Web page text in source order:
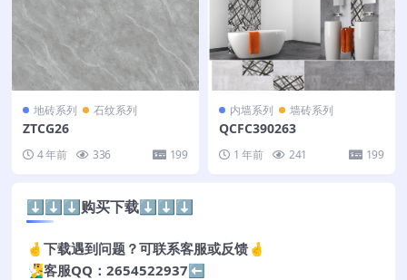
地砖系列 石纹系列
ZTCG26
4 年前 336 199
内墙系列 墙砖系列
QCFC390263
1 年前 241 199
⬇️⬇️⬇️购买下载⬇️⬇️⬇️
🤞下载遇到问题？可联系客服或反馈🤞
🧏‍♂️客服QQ：2654522937⬅️